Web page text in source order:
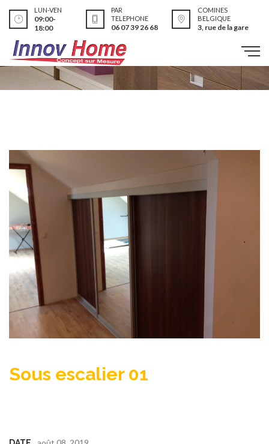
LUN-VEN
09:00-
18:00
PAR
TELEPHONE
06 07 39 26 68
COMINES
BELGIQUE
3, rue de la gare
Réalisations
Sous escalier 01